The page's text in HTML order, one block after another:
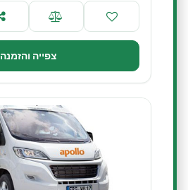
צפייה והזמנה